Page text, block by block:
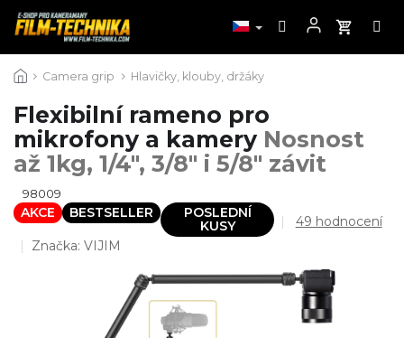
na
Camera grip Hlavičky, klouby, držáky
Flexibilní rameno pro
mikrofony a kamery Nosnost
až 1kg, 1/4", 3/8" i 5/8" závit
98009
AKCE BESTSELLER
POSLEDNÍ
KUSY
Průměrné
je
4,3
z
49 hodnocení
Značka: VIJIM